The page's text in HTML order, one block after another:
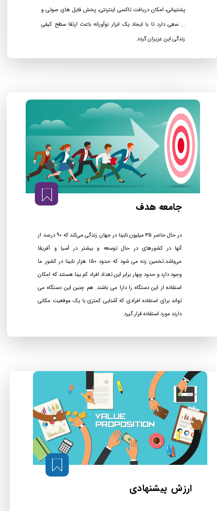
پشتیبانی، امکان دریافت تاکسی اینترنتی، پخش فایل های صوتی و
... سعی دارد تا با ایجاد یک ابزار نوآورانه باعث ارتقا سطح کیفی
زندگی این عزیزان گردد.​​​​​​​
جامعه هدف
در حال حاضر ۳۵ میلیون نابینا در جهان زندگی می‌کند که ۹۰ درصد از
آنها در کشورهای در حال توسعه و بیشتر در آسیا و آفریقا
می‌باشد.تخمین زده می شود که حدود ۱۵۰ هزار نابینا در کشور ما
وجود دارد و حدود چهار برابر این تعداد افراد کم بینا هستند که امکان
استفاده از این دستگاه را دارا می باشند. هم چنین این دستگاه می
تواند برای استفاده افرادی که آشنایی کمتری با یک موقعیت مکانی
دارند مورد استفاده قرار گیرد.
ارزش پیشنهادی